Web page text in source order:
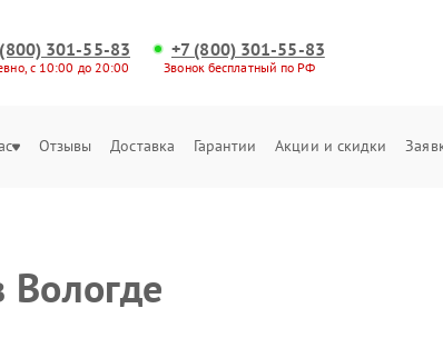
301-55-83
с 10:00 до 20:00
+7 (800) 301-55-83
Звонок бесплатный по РФ
Отзывы Доставка Гарантии Акции и скидки